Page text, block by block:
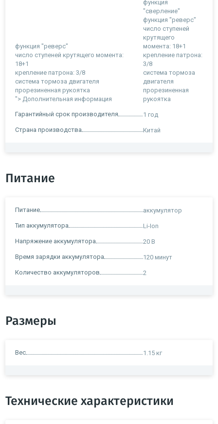
функция "реверс"
число ступеней крутящего момента:
18+1
крепление патрона: 3/8
система тормоза двигателя
прорезиненная рукоятка
"> Дополнительная информация
функция
"сверление"
функция "реверс"
число ступеней
крутящего
момента: 18+1
крепление патрона:
3/8
система тормоза
двигателя
прорезиненная
рукоятка
Гарантийный срок производителя 1 год
Страна производства Китай
Питание
Питание аккумулятор
Тип аккумулятора Li-Ion
Напряжение аккумулятора 20 В
Время зарядки аккумулятора 120 минут
Количество аккумуляторов 2
Размеры
Вес 1.15 кг
Технические характеристики